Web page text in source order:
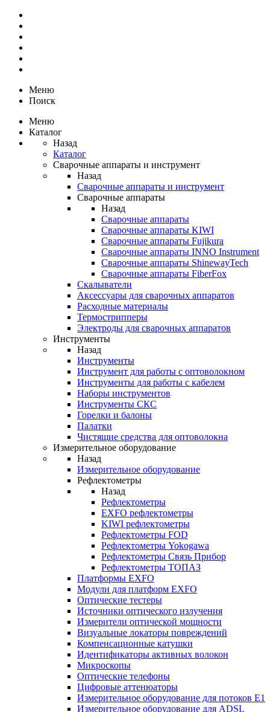
Меню
Поиск
Меню
Каталог
Назад
Каталог
Сварочные аппараты и инструмент
Назад
Сварочные аппараты и инструмент
Сварочные аппараты
Назад
Сварочные аппараты
Сварочные аппараты KIWI
Сварочные аппараты Fujikura
Сварочные аппараты INNO Instrument
Сварочные аппараты ShinewayTech
Cварочные аппараты FiberFox
Скалыватели
Аксессуары для сварочных аппаратов
Расходные материалы
Термострипперы
Электроды для сварочных аппаратов
Инструменты
Назад
Инструменты
Инструмент для работы с оптоволокном
Инструменты для работы с кабелем
Наборы инструментов
Инструменты СКС
Горелки и балоны
Палатки
Чистящие средства для оптоволокна
Измерительное оборудование
Назад
Измерительное оборудование
Рефлектометры
Назад
Рефлектометры
EXFO рефлектометры
KIWI рефлектометры
Рефлектометры FOD
Рефлектометры Yokogawa
Рефлектометры Связь Прибор
Рефлектометры ТОПАЗ
Платформы EXFO
Модули для платформ EXFO
Оптические тестеры
Источники оптического излучения
Измерители оптической мощности
Визуальные локаторы повреждений
Компенсационные катушки
Идентификаторы активных волокон
Микроскопы
Оптические телефоны
Цифровые аттенюаторы
Измерительное оборудование для потоков Е1
Измерительное оборудование для ADSL